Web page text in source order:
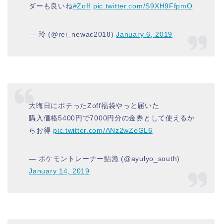
ダーも良いね#Zoff pic.twitter.com/S9XH9FfpmO
— 玲 (@rei_newac2018)January 6, 2019
大晦日にポチったZoff福袋やっと届いた
購入価格5400円で7000円分の金券として使えるか
らお得 pic.twitter.com/ANz2wZoGL6
— ポケモントレーナー鮎漁 (@ayulyo_south)
January 14, 2019